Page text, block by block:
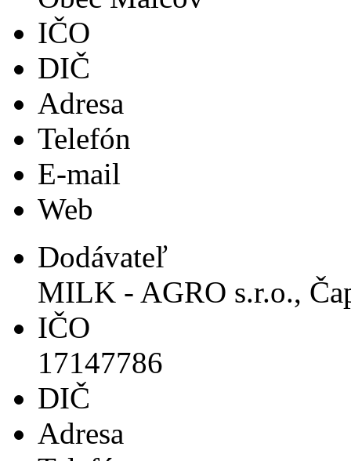
IČO
DIČ
Adresa
Telefón
E-mail
Web
Dodávateľ
MILK - AGRO s.r.o.,
IČO
17147786
DIČ
Adresa